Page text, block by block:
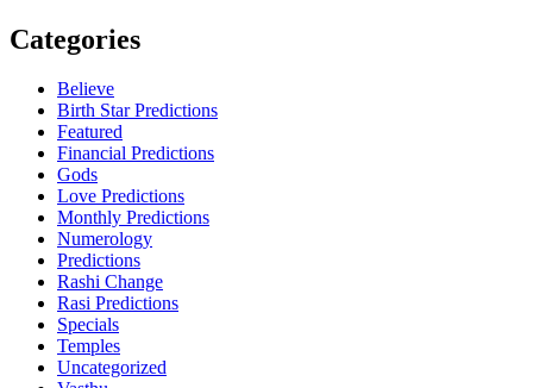
Categories
Believe
Birth Star Predictions
Featured
Financial Predictions
Gods
Love Predictions
Monthly Predictions
Numerology
Predictions
Rashi Change
Rasi Predictions
Specials
Temples
Uncategorized